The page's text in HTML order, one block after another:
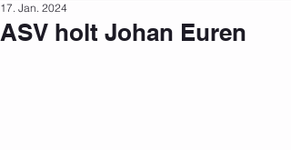
ASV holt Johan Euren
17. Jan. 2024